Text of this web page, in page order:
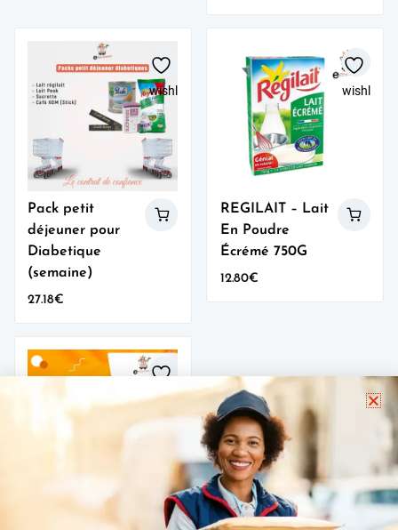
wishlist
Pack petit
déjeuner pour
Diabetique
(semaine)
27.18€
wishlist
REGILAIT – Lait
En Poudre
Écrémé 750G
12.80€
wishlist
Pistache sauté